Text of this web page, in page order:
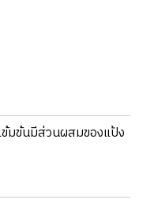
ข้มข้นมีส่วนผสมของแป้ง